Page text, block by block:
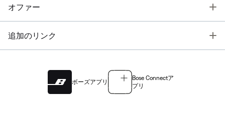
オファー
追加のリンク
ボーズアプリ
Bose Connectア
プリ